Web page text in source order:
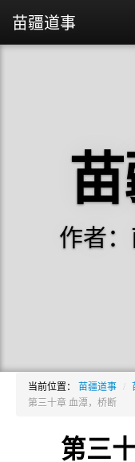
苗疆道事
作者
当前位置： 苗疆道事 /
第三十章 血潭，桥断
第三